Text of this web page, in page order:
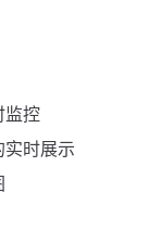
监控
实时展示